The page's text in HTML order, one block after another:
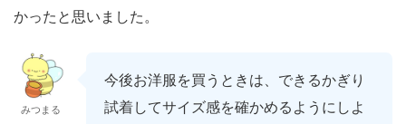
かったと思いました。
みつまる
今後お洋服を買うときは、できるかぎり
試着してサイズ感を確かめるようにしよ